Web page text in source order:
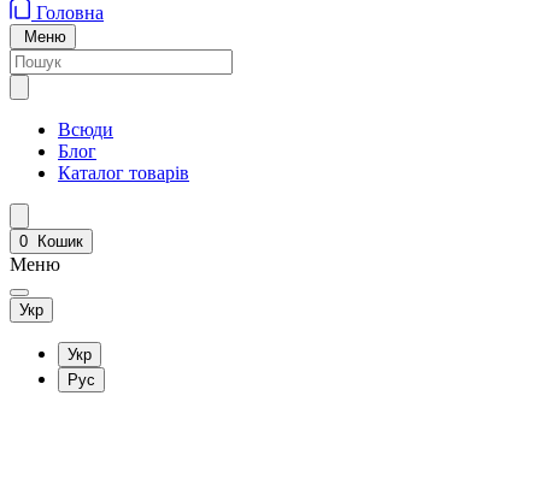
Головна
Меню
Всюди
Блог
Каталог товарів
0 Кошик
Меню
Укр
Укр
Рус